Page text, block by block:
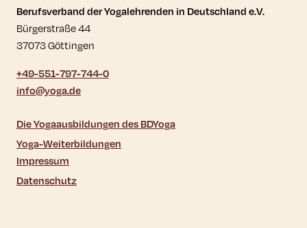
Kontaktdaten und weitere Links
Berufsverband der Yogalehrenden in Deutschland e.V.
Bürgerstraße 44
37073 Göttingen
+49-551-797-744-0
info@yoga.de
Die Yogaausbildungen des BDYoga
Yoga-Weiterbildungen
Impressum
Datenschutz